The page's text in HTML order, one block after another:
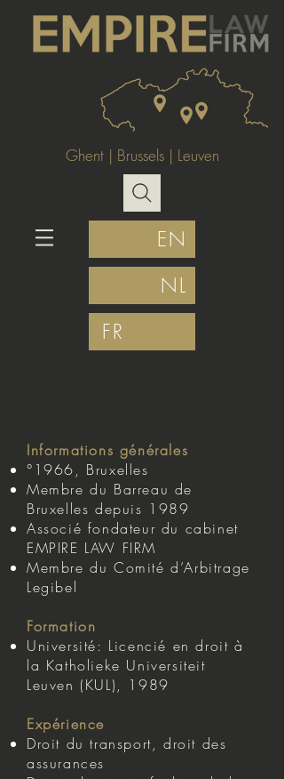
Ghent | Brussels| Leuven
EN
NL
FR
Informations générales
°1966, Bruxelles
Membre du Barreau de
Bruxelles depuis 1989
Associé fondateur du cabinet
EMPIRE LAW FIRM
Membre du Comité d’Arbitrage
Legibel
Formation
Université: Licencié en droit à
la Katholieke Universiteit
Leuven (KUL), 1989
Expérience
Droit du transport, droit des
assurances